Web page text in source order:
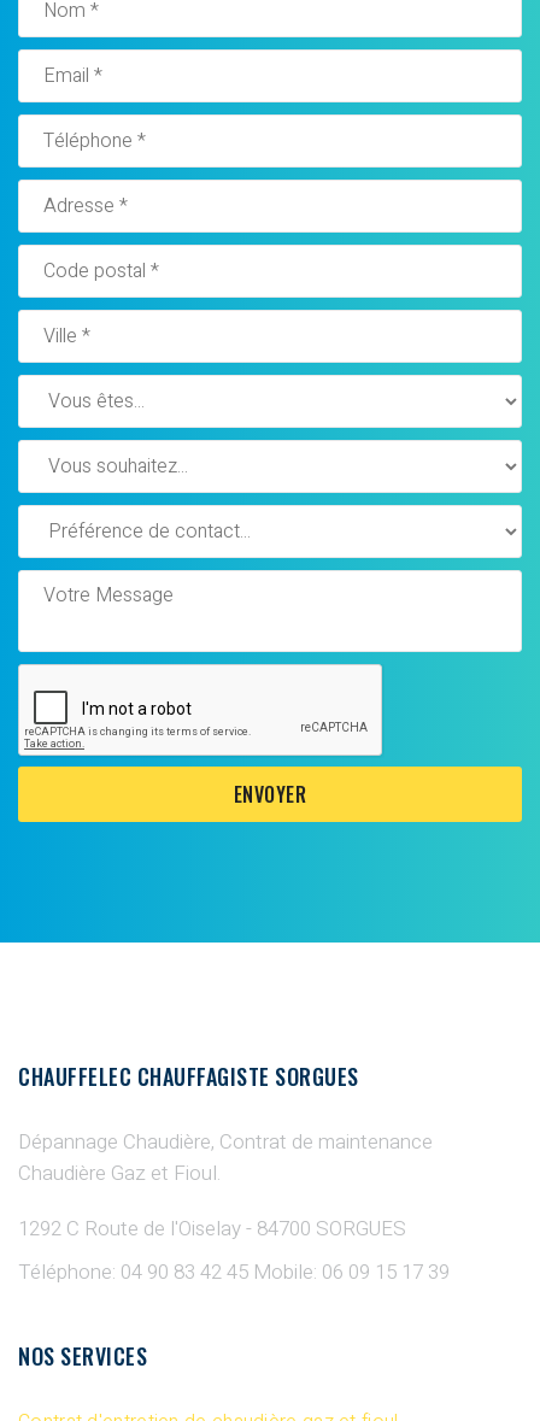
ENVOYER
CHAUFFELEC CHAUFFAGISTE SORGUES
Dépannage Chaudière, Contrat de maintenance
Chaudière Gaz et Fioul.
1292 C Route de l'Oiselay - 84700 SORGUES
Téléphone: 04 90 83 42 45 Mobile: 06 09 15 17 39
NOS SERVICES